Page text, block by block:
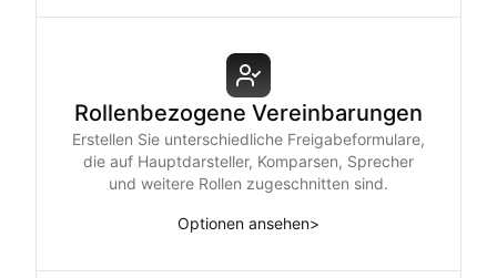
Rollenbezogene Vereinbarungen
Erstellen Sie unterschiedliche Freigabeformulare,
die auf Hauptdarsteller, Komparsen, Sprecher
und weitere Rollen zugeschnitten sind.
Optionen ansehen>